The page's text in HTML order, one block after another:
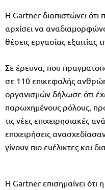
Η Gartner διαπιστώνει ότι
αρχίσει να
θέσεις εργασίας εξαιτίας
Σε έρευνα, που
σε 110 επικεφαλής
οργανισμών δήλωσε ότι
παρωχημένους ρόλους,
τις νέες επιχειρησιακές
επιχειρήσεις
γίνουν πιο ευέλικτες και
Η Gartner επισημαίνει ότι